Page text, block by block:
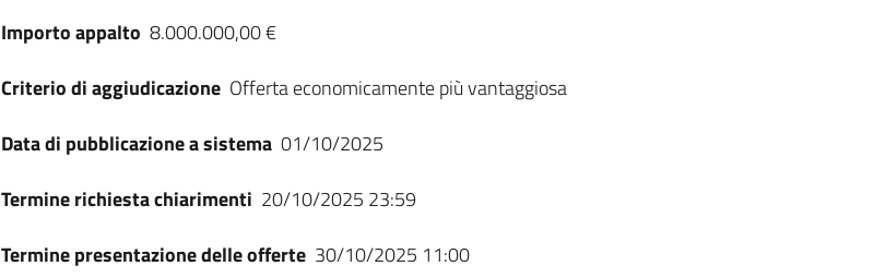
Importo appalto 8.000.000,00 €
Criterio di aggiudicazione Offerta economicamente più vantaggiosa
Data di pubblicazione a sistema 01/10/2025
Termine richiesta chiarimenti 20/10/2025 23:59
Termine presentazione delle offerte 30/10/2025 11:00